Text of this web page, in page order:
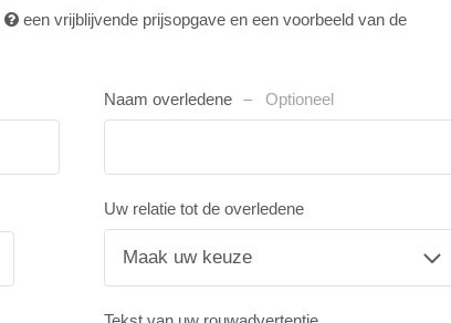
een vrijblijvende prijsopgave en een voorbeeld van de
Naam overledene Optioneel
Uw relatie tot de overledene